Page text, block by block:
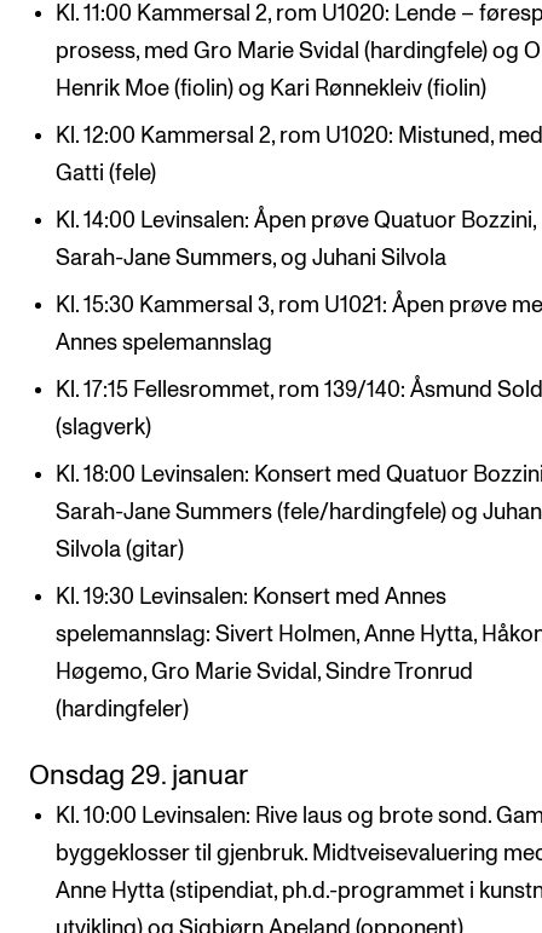
Kl. 11:00 Kammersal 2, rom U1020: Lende –
prosess, med Gro Marie Svidal (hardingfele) og
Henrik Moe (fiolin) og Kari Rønnekleiv (fiolin)
Kl. 12:00 Kammersal 2, rom U1020: Mistuned,
Gatti (fele)
Kl. 14:00 Levinsalen: Åpen prøve Quatuor Bozzini,
Sarah-Jane Summers, og Juhani Silvola
Kl. 15:30 Kammersal 3, rom U1021: Åpen prøve
Annes spelemannslag
Kl. 17:15 Fellesrommet, rom 139/140: Åsmund
(slagverk)
Kl. 18:00 Levinsalen: Konsert med Quatuor
Sarah-Jane Summers (fele/hardingfele) og
Silvola (gitar)
Kl. 19:30 Levinsalen: Konsert med Annes
spelemannslag: Sivert Holmen, Anne Hytta,
Høgemo, Gro Marie Svidal, Sindre Tronrud
(hardingfeler)
Onsdag 29. januar
Kl. 10:00 Levinsalen: Rive laus og brote sond.
byggeklosser til gjenbruk. Midtveisevaluering
Anne Hytta (stipendiat, ph.d.-programmet i